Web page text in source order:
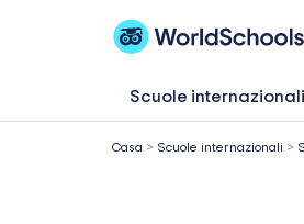
Scuole internazionali
Casa > Scuole internazionali >